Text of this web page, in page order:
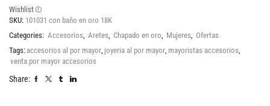
Wishlist
SKU: 101031 con baño en oro 18K
Categories: Accesorios, Aretes, Chapado en oro, Mujeres, Ofertas
Tags: accesorios al por mayor, joyeria al por mayor, mayoristas accesorios,
venta por mayor accesorios
Share: